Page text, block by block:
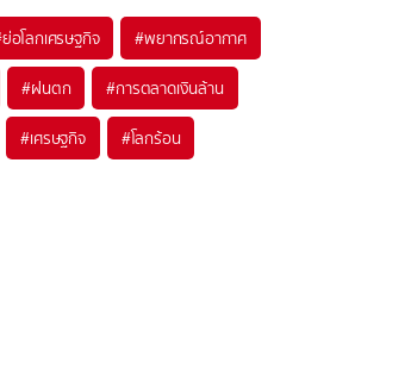
ย่อโลกเศรษฐกิจ #พยากรณ์อากาศ
#ฝนตก #การตลาดเงินล้าน
#เศรษฐกิจ #โลกร้อน